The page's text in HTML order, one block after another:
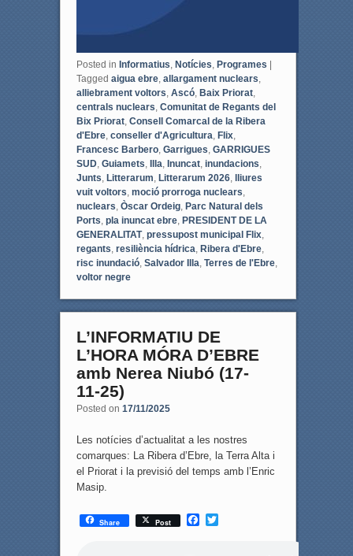
Posted in Informatius, Notícies, Programes
Tagged aigua ebre, allargament nuclears,
alliebrament voltors, Ascó, Baix Priorat,
centrals nuclears, Comunitat de Regants del
Bix Priorat, Consell Comarcal de la Ribera
d'Ebre, conseller d'Agricultura, Flix,
Francesc Barbero, Garrigues, GARRIGUES
SUD, Guiamets, Illa, Inuncat, inundacions,
Junts, Litterarum, Litterarum 2026,
lliures
vuit voltors, moció prorroga nuclears,
nuclears, Òscar Ordeig, Parc Natural dels
Ports, pla inuncat ebre, PRESIDENT DE LA
GENERALITAT, pressupost municipal Flix,
regants, resiliència hídrica, Ribera d'Ebre,
risc inundació, Salvador Illa, Terres de l'Ebre,
voltor negre
L’INFORMATIU DE
L’HORA MÓRA D’EBRE
amb Nerea Niubó (17-
11-25)
Posted on 17/11/2025
Les notícies d’actualitat a les nostres
comarques: La Ribera d’Ebre, la Terra Alta i
el Priorat i la previsió del temps amb l’Enric
Masip.
Share Post
F
T